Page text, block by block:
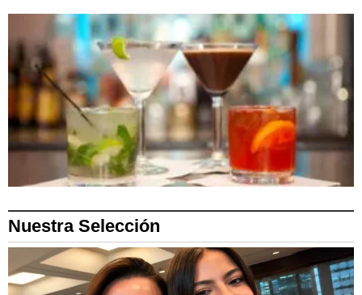
Nuestra Selección